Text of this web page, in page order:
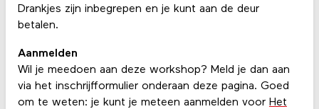
Drankjes zijn inbegrepen en je kunt aan de deur
betalen.
Aanmelden
Wil je meedoen aan deze workshop? Meld je dan aan
via het inschrijfformulier onderaan deze pagina. Goed
om te weten: je kunt je meteen aanmelden voor Het